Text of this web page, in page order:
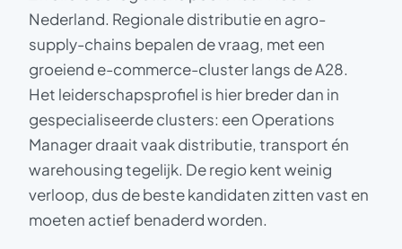
Nederland. Regionale distributie en agro-
supply-chains bepalen de vraag, met een
groeiend e-commerce-cluster langs de A28.
Het leiderschapsprofiel is hier breder dan in
gespecialiseerde clusters: een Operations
Manager draait vaak distributie, transport én
warehousing tegelijk. De regio kent weinig
verloop, dus de beste kandidaten zitten vast en
moeten actief benaderd worden.